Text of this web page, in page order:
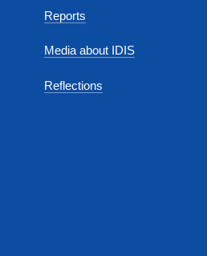
Reports
Media about IDIS
Reflections